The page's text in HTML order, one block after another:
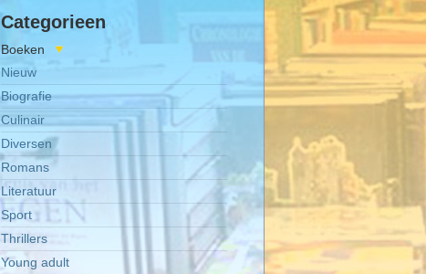
Categorieen
Boeken
Nieuw
Biografie
Culinair
Diversen
Romans
Literatuur
Sport
Thrillers
Young adult